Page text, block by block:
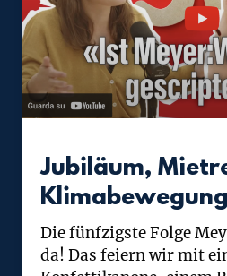
Jubiläum,
Klimabewegung
Die fünfzigste Folge
da! Das feiern wir mit